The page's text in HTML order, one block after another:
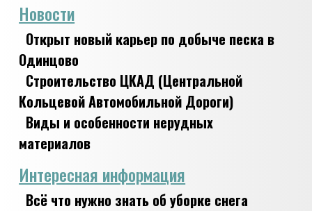
Новости
Открыт новый карьер по добыче песка в
Одинцово
Строительство ЦКАД (Центральной
Кольцевой Автомобильной Дороги)
Виды и особенности нерудных
материалов
Интересная информация
Всё что нужно знать об уборке снега